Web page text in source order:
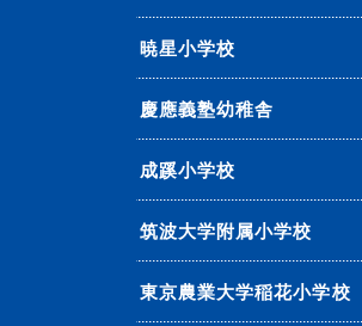
暁星小学校
慶應義塾幼稚舎
成蹊小学校
筑波大学附属小学校
東京農業大学稲花小学校